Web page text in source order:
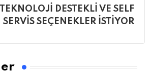
DESTEKLİ VE SELF
SERVİS SEÇENEKLER İSTİYOR